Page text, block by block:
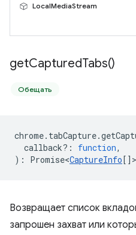
LocalMediaStream
getCapturedTabs()
Обещать
chrome. tabCapture.
callback? : function,
) : Promise<CaptureInfo[] >
Возвращает список
запрошен захват или